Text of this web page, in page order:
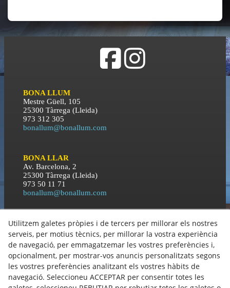
BONA LLUM
Mestre Güell, 105
25300 Tàrrega (Lleida)
973 312 305
bonallum@bonallum.com
BONA LLAR
Av. Barcelona, 2
25300 Tàrrega (Lleida)
973 50 11 71
bonallum@bonallum.com
BONA NIT
C\ Orient, 3
25300 Tàrrega (Lleida)
973 50 11 71
bonallum@bonallum.com
Política de Cookies
Utilitzem galetes pròpies i de tercers per millorar els nostres
serveis, per motius tècnics, per millorar la vostra experiència
de navegació, per emmagatzemar les vostres preferències i,
opcionalment, per mostrar-vos anuncis personalitzats segons
les vostres preferències analitzant els vostres hàbits de
navegació. Seleccioneu ACCEPTAR per consentir totes les